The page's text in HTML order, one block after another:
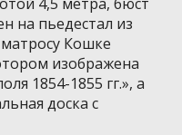
на пьедестал из
Кошке
изображена
1854-1855 гг.», а
доска с